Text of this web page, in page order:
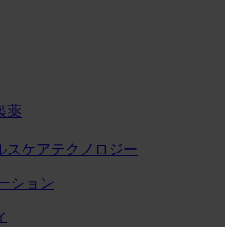
薬
スケアテクノロジー
ション